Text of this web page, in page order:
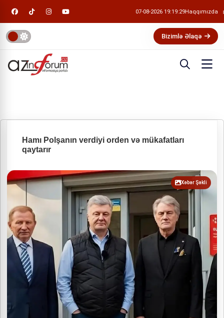
07-08-2026 19:19:29Haqqımızda
Bizimlə Əlaqə
Hamı Polşanın verdiyi orden və mükafatları
qaytarır
Xəbər Şəkli